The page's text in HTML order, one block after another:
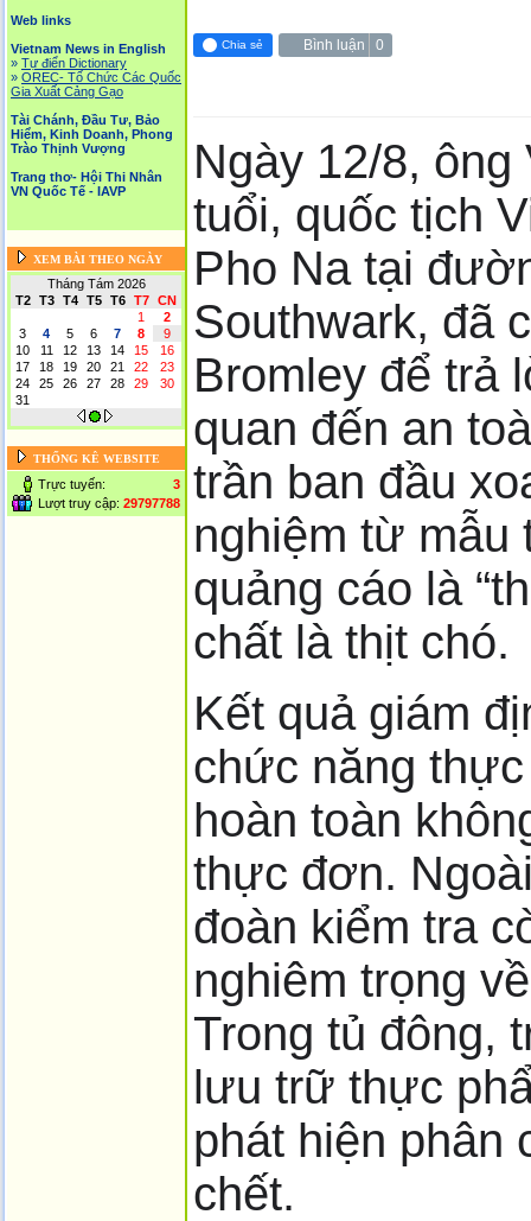
Web links
Vietnam News in English
» Tự điển Dictionary
» OREC- Tố Chức Các Quốc
Gia Xuất Cảng Gạo
Tài Chánh, Đầu Tư, Bảo
Hiểm, Kinh Doanh, Phong
Trào Thịnh Vượng
Trang thơ- Hội Thi Nhân
VN Quốc Tế - IAVP
XEM BÀI THEO NGÀY
Tháng Tám 2026
T2
T3 T4 T5 T6 T7
CN
1
2
3
4 5 6 7 8
9
10
11 12 13 14 15
16
17
18 19 20 21 22
23
24
25 26 27 28 29
30
31
THỐNG KÊ WEBSITE
Trực tuyến:
3
Lượt truy cập: 29797788
Chia sẻ Bình luận 0
Ngày 12/8,
tuổi, quốc tịch
Pho Na tại
Southwark, đã
Bromley để trả
quan đến an
trần ban đầu
nghiệm từ mẫu
quảng cáo là
chất là thịt chó.
Kết quả giám
chức năng
hoàn toàn
thực đơn.
đoàn kiểm tra
nghiêm trọng
Trong tủ đông,
lưu trữ thực
phát hiện phân
chết.